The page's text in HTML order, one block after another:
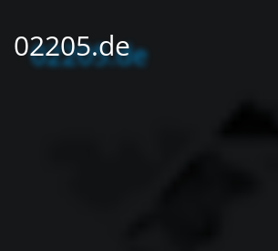
02205.de